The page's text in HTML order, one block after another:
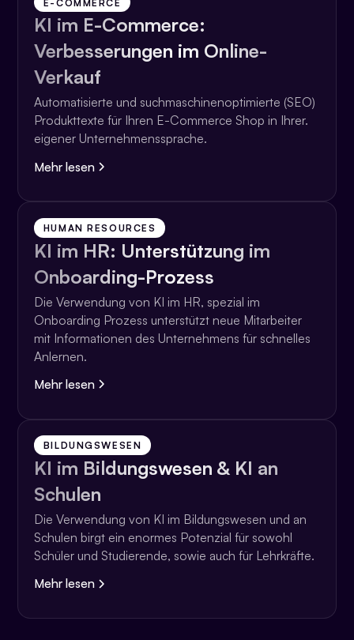
E-COMMERCE
KI im E-Commerce:
Verbesserungen im Online-
Verkauf
Automatisierte und suchmaschinenoptimierte (SEO)
Produkttexte für Ihren E-Commerce Shop in Ihrer.
eigener Unternehmenssprache.
Mehr lesen
HUMAN RESOURCES
KI im HR: Unterstützung im
Onboarding-Prozess
Die Verwendung von KI im HR, spezial im
Onboarding Prozess unterstützt neue Mitarbeiter
mit Informationen des Unternehmens für schnelles
Anlernen.
Mehr lesen
BILDUNGSWESEN
KI im Bildungswesen & KI an
Schulen
Die Verwendung von KI im Bildungswesen und an
Schulen birgt ein enormes Potenzial für sowohl
Schüler und Studierende, sowie auch für Lehrkräfte.
Mehr lesen